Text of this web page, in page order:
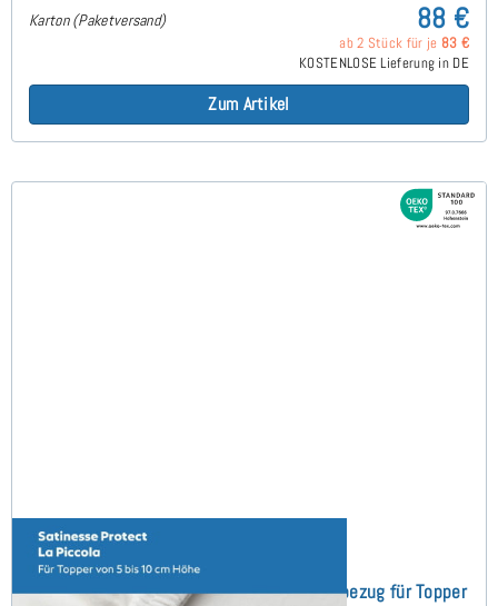
Karton (Paketversand) 88 €
ab 2 Stück für je 83 €
KOSTENLOSE Lieferung in DE
Zum Artikel
Satinesse Protect Wasserdichter Schonbezug für Topper